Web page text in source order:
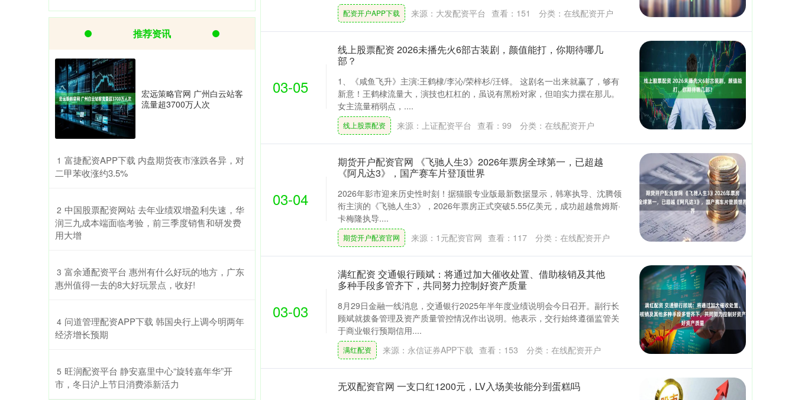
配资开户APP下载 来源：大发配资平台 查看： 151 分类： 在线配资开户
03-05
线上股票配资 2026未播先火6部古装剧，颜值能打，你期待哪几
部？
1、《咸鱼飞升》主演:王鹤棣/李沁/荣梓杉/汪铎。 这剧名一出来就赢了，够有
新意！王鹤棣流量大，演技也杠杠的，虽说有黑粉对家，但咱实力摆在那儿。
女主流量稍弱点，....
线上股票配资 来源：上证配资平台 查看： 99 分类： 在线配资开户
03-04
期货开户配资官网 《飞驰人生3》2026年票房全球第一，已超越
《阿凡达3》，国产赛车片登顶世界
2026年影市迎来历史性时刻！据猫眼专业版最新数据显示，韩寒执导、沈腾领
衔主演的《飞驰人生3》，2026年票房正式突破5.55亿美元，成功超越詹姆斯·
卡梅隆执导....
期货开户配资官网 来源：1元配资官网 查看： 117 分类： 在线配资开户
03-03
满红配资 交通银行顾斌：将通过加大催收处置、借助核销及其他
多种手段多管齐下，共同努力控制好资产质量
8月29日金融一线消息，交通银行2025年半年度业绩说明会今日召开。副行长
顾斌就拨备管理及资产质量管控情况作出说明。他表示，交行始终遵循监管关
于商业银行预期信用....
满红配资 来源：永信证券APP下载 查看： 153 分类： 在线配资开户
无双配资官网 一支口红1200元，LV入场美妆能分到蛋糕吗
推荐资讯
宏远策略官网 广州白云站客
流量超3700万人次
1 ​富捷配资APP下载 内盘期货夜市涨跌各异，对
二甲苯收涨约3.5%
2 ​中国股票配资网站 去年业绩双增盈利失速，华
润三九成本端面临考验，前三季度销售和研发费
用大增
3 ​富余通配资平台 惠州有什么好玩的地方，广东
惠州值得一去的8大好玩景点，收好!
4 ​问道管理配资APP下载 韩国央行上调今明两年
经济增长预期
5 ​旺润配资平台 静安嘉里中心“旋转嘉年华”开
市，冬日沪上节日消费添新活力